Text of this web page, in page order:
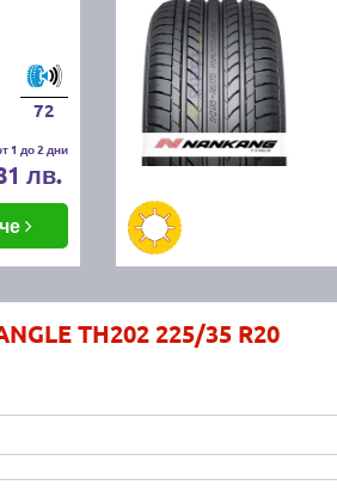
72
1 до 2 дни
лв.
TH202 225/35 R20